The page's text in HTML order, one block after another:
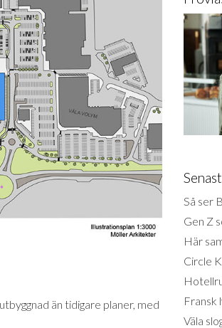
än tidigare planer, med
Så ser
Gen Z
Här
Circle
Fransk
Väla